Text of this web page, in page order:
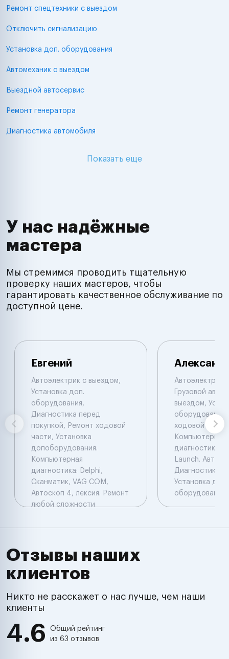
Ремонт спецтехники с выездом
Отключить сигнализацию
Установка доп. оборудования
Автомеханик с выездом
Выездной автосервис
Ремонт генератора
Диагностика автомобиля
Показать еще
У нас надёжные
мастера
Мы стремимся проводить тщательную
проверку наших мастеров, чтобы
гарантировать качественное обслуживание по
доступной цене.
Евгений
Автоэлектрик с выездом,
Установка доп.
оборудования,
Диагностика перед
покупкой, Ремонт ходовой
части, Установка
допоборудования.
Компьютерная
диагностика: Delphi,
Сканматик, VAG COM,
Автоскоп 4, лексия. Ремонт
любой сложности
Автоэлектрик
Грузовой
выездом,
ходовой части.
Компьютерная
диагностика:
Launch.
Диагностика.
Установка доп
оборудования.
Отзывы наших
клиентов
Никто не расскажет о нас лучше, чем наши
клиенты
4.6
Общий рейтинг
из 63 отзывов